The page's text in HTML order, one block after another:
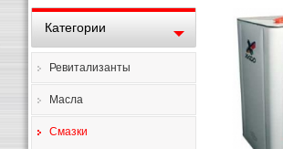
Категории
Ревитализанты
Масла
Смазки